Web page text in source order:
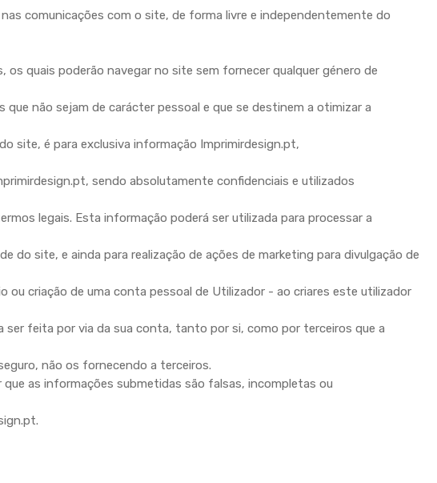
comunicações com o site, de forma livre e independentemente do
quais poderão navegar no site sem fornecer qualquer género de
não sejam de carácter pessoal e que se destinem a otimizar a
site, é para exclusiva informação Imprimirdesign.pt,
sendo absolutamente confidenciais e utilizados
legais. Esta informação poderá ser utilizada para processar a
site, e ainda para realização de ações de marketing para divulgação de
criação de uma conta pessoal de Utilizador - ao criares este utilizador
feita por via da sua conta, tanto por si, como por terceiros que a
não os fornecendo a terceiros.
as informações submetidas são falsas, incompletas ou